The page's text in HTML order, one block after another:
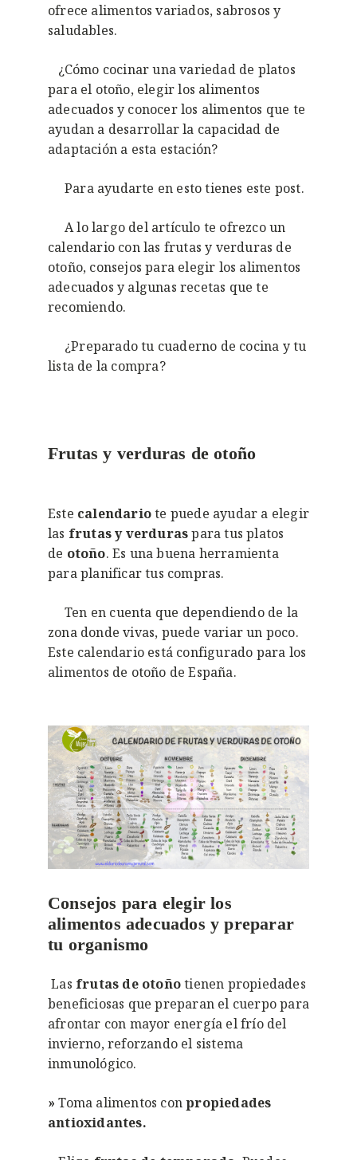
ofrece alimentos variados, sabrosos y
saludables.
¿Cómo cocinar una variedad de platos
para el otoño, elegir los alimentos
adecuados y conocer los alimentos que te
ayudan a desarrollar la capacidad de
adaptación a esta estación?
Para ayudarte en esto tienes este post.
A lo largo del artículo te ofrezco un
calendario con las frutas y verduras de
otoño, consejos para elegir los alimentos
adecuados y algunas recetas que te
recomiendo.
¿Preparado tu cuaderno de cocina y tu
lista de la compra?
Frutas y verduras de otoño
Este calendariote puede ayudar a elegir
las frutas y verduraspara tus platos
de otoño. Es una buena herramienta
para planificar tus compras.
Ten en cuenta que dependiendo de la
zona donde vivas, puede variar un poco.
Este calendario está configurado para los
alimentos de otoño de España.
Consejos para elegir los
alimentos adecuados y preparar
tu organismo
Las frutas de otoñotienen propiedades
beneficiosas que preparan el cuerpo para
afrontar con mayor energía el frío del
invierno, reforzando el sistema
inmunológico.
»Toma alimentos conpropiedades
antioxidantes.